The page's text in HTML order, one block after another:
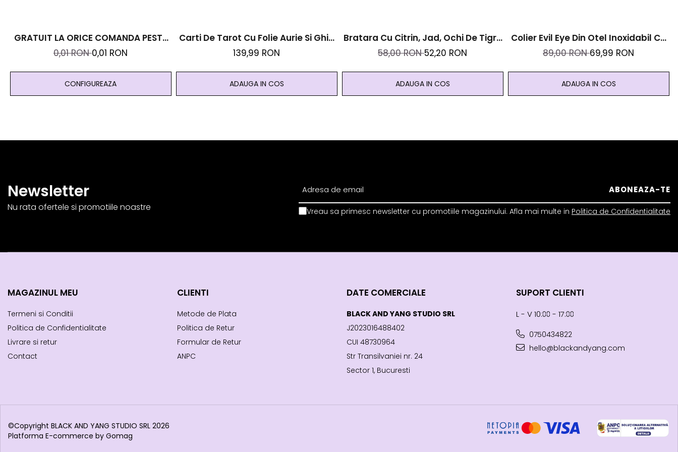
GRATUIT LA ORICE COMANDA PESTE
99 RON - Cutie Personalizata Cadou
0,01 RON0,01 RON
CONFIGUREAZA
Carti De Tarot Cu Folie Aurie Si Ghid
- Magic
139,99 RON
ADAUGA IN COS
Bratara Cu Citrin, Jad, Ochi De Tigru
Si Aventurin Si Malachit -
58,00 RON52,20 RON
ADAUGA IN COS
Colier Evil Eye Din Otel Inoxidabil Cu
Strasuri Bleumarin Si Albe -
89,00 RON69,99 RON
ADAUGA IN COS
Newsletter
Nu rata ofertele si promotiile noastre Vreau sa primesc newsletter cu promotiile magazinului. Afla mai multe in Politica de Confidentialitate
MAGAZINUL MEU
Termeni si Conditii
Politica de Confidentialitate
Livrare si retur
Contact
CLIENTI
Metode de Plata
Politica de Retur
Formular de Retur
ANPC
DATE COMERCIALE
BLACK AND YANG STUDIO SRL
J2023016488402
CUI 48730964
Str Transilvaniei nr. 24
Sector 1, Bucuresti
SUPORT CLIENTI
L - V 10:⩇⩇ - 17:⩇⩇
0750434822
hello@blackandyang.com
©Copyright BLACK AND YANG STUDIO SRL 2026
Platforma E-commerce by Gomag